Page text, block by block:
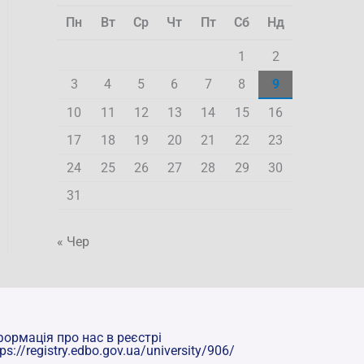
Пн Вт Ср Чт Пт Сб Нд
1
2
3
4 5 6 7 8
9
10
11 12 13 14 15
16
17
18 19 20 21 22
23
24
25 26 27 28 29
30
31
« Чер
про нас в реєстрі
registry.edbo.gov.ua/university/906/